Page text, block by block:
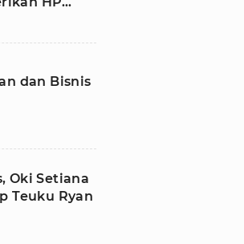
dan Bisnis
Oki Setiana
Teuku Ryan